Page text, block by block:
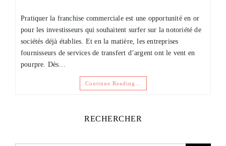
Pratiquer la franchise commerciale est une opportunité en or
pour les investisseurs qui souhaitent surfer sur la notoriété de
sociétés déjà établies. Et en la matière, les entreprises
fournisseurs de services de transfert d’argent ont le vent en
pourpre. Dès…
Continue Reading…
RECHERCHER